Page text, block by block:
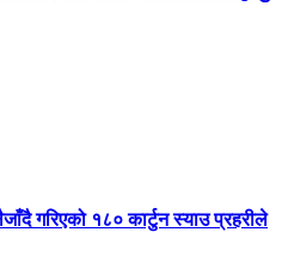
गरिएको १८० कार्टुन स्याउ प्रहरीले